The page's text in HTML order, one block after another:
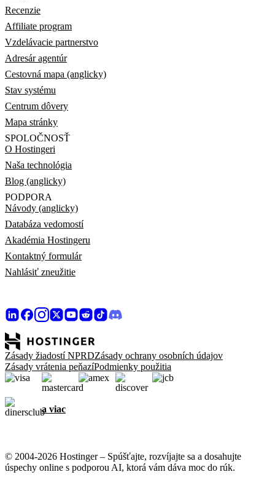
Recenzie
Affiliate program
Vzdelávacie partnerstvo
Adresár agentúr
Cestovná mapa (anglicky)
Stav systému
Centrum dôvery
Mapa stránky
SPOLOČNOSŤ
O Hostingeri
Naša technológia
Blog (anglicky)
PODPORA
Návody (anglicky)
Databáza vedomostí
Akadémia Hostingeru
Kontaktný formulár
Nahlásiť zneužitie
Zásady žiadostí NPRDZásady ochrany osobních údajov
Zásady vrátenia peňazíPodmienky použitia
a viac
© 2004-2026 Hostinger – Spúšťajte, rozvíjajte sa a dosahujte
úspechy online s podporou AI, ktorá vám dáva moc do rúk.